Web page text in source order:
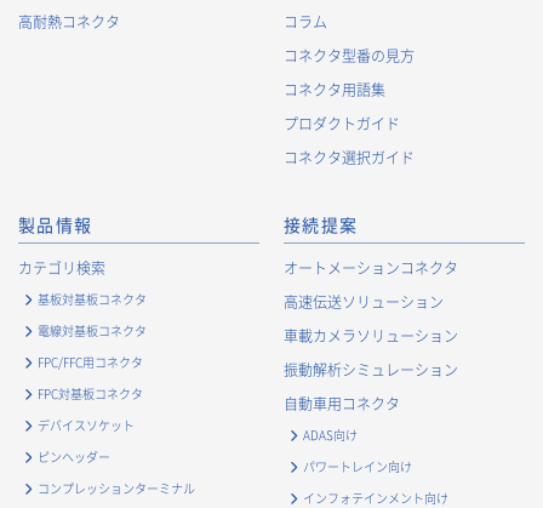
高耐熱コネクタ
コラム
コネクタ型番の見方
コネクタ用語集
プロダクトガイド
コネクタ選択ガイド
製品情報
カテゴリ検索
基板対基板コネクタ
電線対基板コネクタ
FPC/FFC用コネクタ
FPC対基板コネクタ
デバイスソケット
ピンヘッダー
コンプレッションターミナル
接続提案
オートメーションコネクタ
高速伝送ソリューション
車載カメラソリューション
振動解析シミュレーション
自動車用コネクタ
ADAS向け
パワートレイン向け
インフォテインメント向け